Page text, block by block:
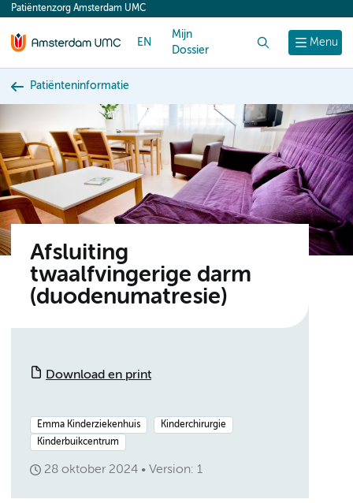
content
Menu
Patiëntenzorg Amsterdam UMC
EN
Mijn
Dossier
Patiënteninformatie
Afsluiting
twaalfvingerige darm
(duodenumatresie)
Download en print
Emma Kinderziekenhuis
Kinderchirurgie
Kinderbuikcentrum
28 oktober 2024 Version: 1